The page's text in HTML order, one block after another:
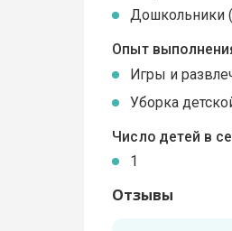
Дошкольники
Опыт
Игры и
Уборка
Число детей в
1
Отзывы